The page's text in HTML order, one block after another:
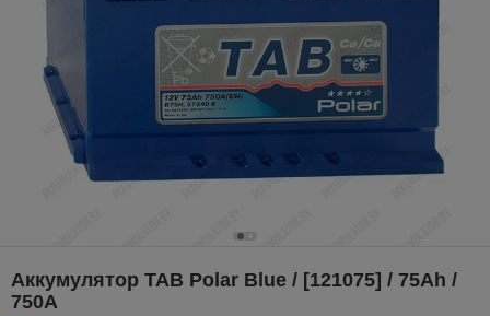
Аккумулятор TAB Polar Blue / [121075] / 75Ah /
750А